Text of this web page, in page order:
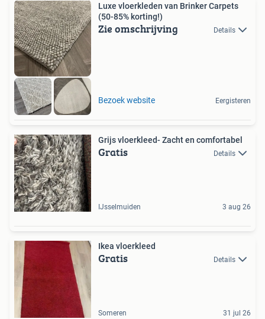
Luxe vloerkleden van Brinker Carpets
(50-85% korting!)
Zie omschrijving Details
Bezoek website Eergisteren
Grijs vloerkleed- Zacht en comfortabel
Gratis Details
IJsselmuiden 3 aug 26
Ikea vloerkleed
Gratis Details
Someren 31 jul 26